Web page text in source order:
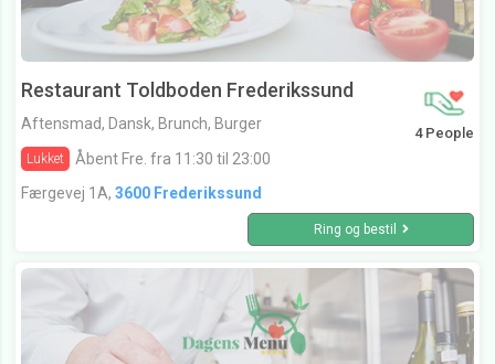
Restaurant Toldboden Frederikssund
Aftensmad, Dansk, Brunch, Burger
Lukket Åbent Fre. fra 11:30 til 23:00
4 People
Færgevej 1A, 3600 Frederikssund
Ring og bestil